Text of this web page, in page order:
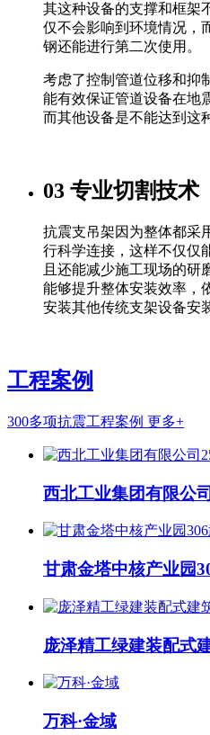
其这种设备的支撑和框架
仅不会影响到环境情况，
钢还能进行第二次使用。
考虑了控制管道位移和抑
能有效保证管道设备在地
而其他设备是不能达到这
03 专业切割技术
抗震支吊架因为整体都采
行科学连接，这样不仅仅
且还能减少施工现场的研
能够提升整体安装效率，
安装其他传统支架设备安
工程案例
300多项抗震工程案例 更多+
西北工业集团有限公
甘肃金塔中核产业园
庞泽精工绿建装配式
万科·金域